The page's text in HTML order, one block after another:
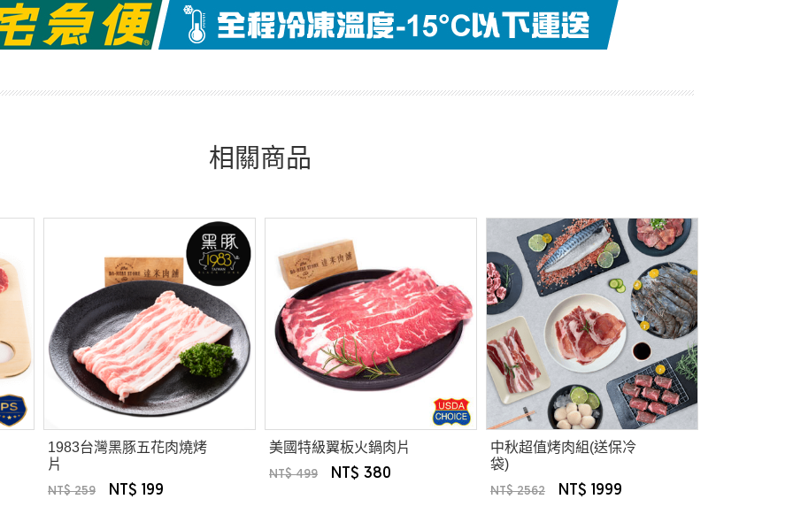
相關商品
1983台灣黑豚五花肉燒烤
片
NT$ 259 NT$ 199
美國特級翼板火鍋肉片
NT$ 499 NT$ 380
中秋超值烤肉組(送保冷
袋)
NT$ 2562 NT$ 1999